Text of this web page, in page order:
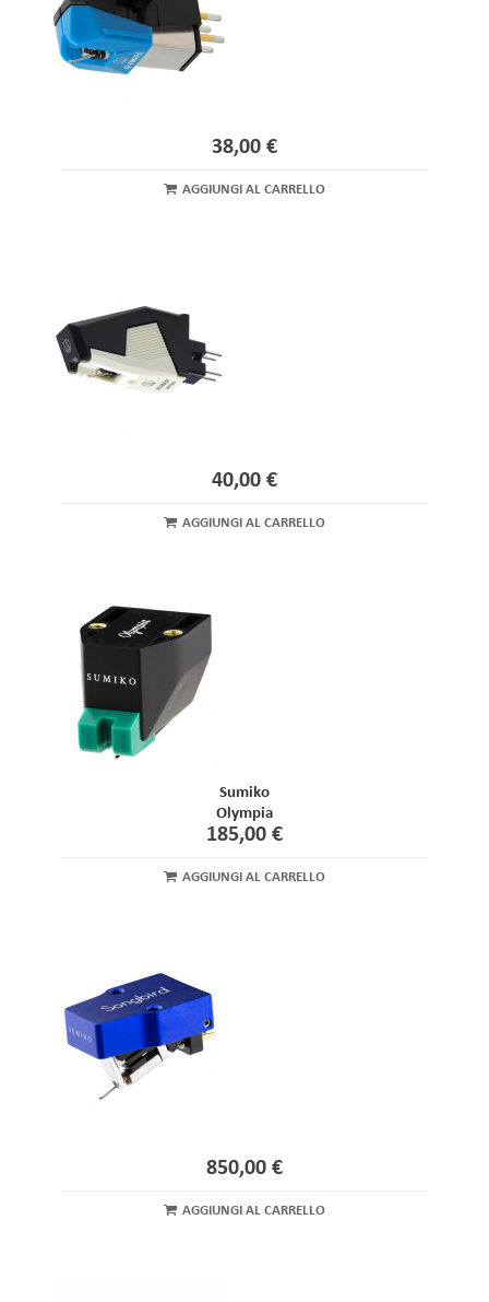
38,00 €
AGGIUNGI AL CARRELLO
40,00 €
AGGIUNGI AL CARRELLO
Sumiko
Olympia
185,00 €
AGGIUNGI AL CARRELLO
850,00 €
AGGIUNGI AL CARRELLO